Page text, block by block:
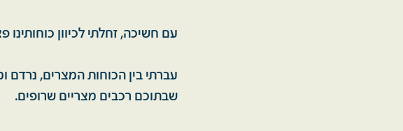
עם חשיכה, זחלתי לכיוון כוחותינו
עברתי בין הכוחות המצרים,
שבתוכם רכבים מצריים שרופים.